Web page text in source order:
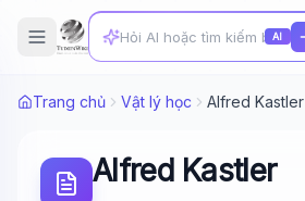
AI
Trang chủ Vật lý học Alfred Kastler
Alfred Kastler